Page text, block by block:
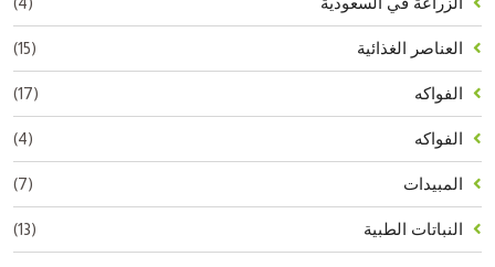
العناصر الغذائية (15)
الفواكه (17)
الفواكه (4)
المبيدات (7)
النباتات الطبية (13)